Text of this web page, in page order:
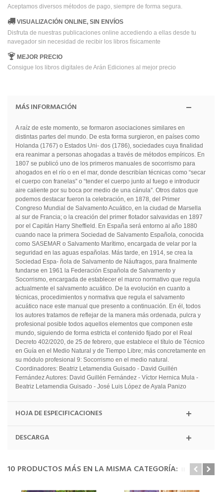
Aceptamos diversos métodos de pago, siempre de forma segura.
VISUALIZACIÓN ONLINE, SIN ENVÍOS
Disfruta de nuestras publicaciones online accediendo a ellas desde tu
navegador sin necesidad de recibir los libros físicamente
MEJOR PRECIO
Consigue los libros digitales de Arán Ediciones al mejor precio
MÁS INFORMACIÓN
A raíz de este momento, se formaron asociaciones similares en
distintas partes del mundo. De esta forma surgieron, en países como
Holanda (1767) o Estados Uni- dos (1786), sociedades cuya finalidad
era reanimar a personas ahogadas a través de métodos empíricos. En
1807 se publicó uno de los primeros manuales de socorrismo para
ahogados en el río o en el mar, donde describían técnicas como “secar
el cuerpo con franelas” o “tender el cuerpo junto al fuego e introducir
aire caliente por su boca por medio de una cánula”. Otros datos que
podemos destacar fueron la celebración, en 1878, del Primer
Congreso Mundial de Salvamento Acuático, en la ciudad de Marsella
al sur de Francia; o la creación del primer flotador salvavidas en 1897
por el Capitán Harry Sheffield. En España será entorno al año 1880
cuando nace la primera Sociedad de Salvamento Española, conocida
como SASEMAR o Salvamento Marítimo, encargada de velar por la
seguridad en las aguas españolas. Más tarde, en 1914, se crea la
Sociedad Espa- ñola de Salvamento de Náufragos, para finalmente
fundarse en 1961 la Federación Española de Salvamento y
Socorrismo, encargada de establecer el marco normativo que regula
actualmente el salvamento acuático. De la evolución en cuanto a
técnicas, procedimientos y normativa que regula el salvamento
acuático nace este manual que presento a continuación. En él, todos
los autores tratamos de reflejar de la manera más ordenada, pulcra y
profesional posible todos aquellos elementos que componen este
mundo, siguiendo de forma estricta el contenido fijado por el Real
Decreto 402/2020, de 25 de febrero, que establece el título de Técnico
en Guía en el Medio Natural y de Tiempo Libre; más concretamente en
su módulo profesional 9: Socorrismo en el medio natural.
Coordinadores: Beatriz Letamendia Guisado - David Guillén
Fernández Autores: David Guillén Fernández - Víctor Hernica Mula -
Beatriz Letamendia Guisado - José Luis López de Ayala Panizo
HOJA DE ESPECIFICACIONES
DESCARGA
10 PRODUCTOS MÁS EN LA MISMA CATEGORÍA: